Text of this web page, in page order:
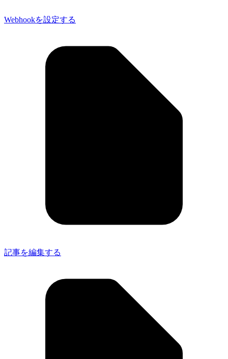
Webhookを設定する
記事を編集する